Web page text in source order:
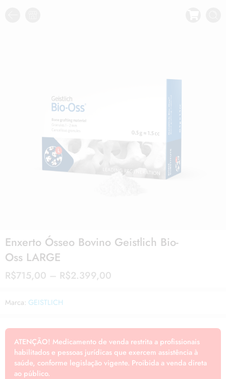
Enxerto Ósseo Bovino Geistlich Bio-
Oss LARGE
R$715,00 – R$2.399,00
Marca: GEISTLICH
ATENÇÃO! Medicamento de venda restrita a profissionais
habilitados e pessoas jurídicas que exercem assistência à
saúde, conforme legislação vigente. Proibida a venda direta
ao público.